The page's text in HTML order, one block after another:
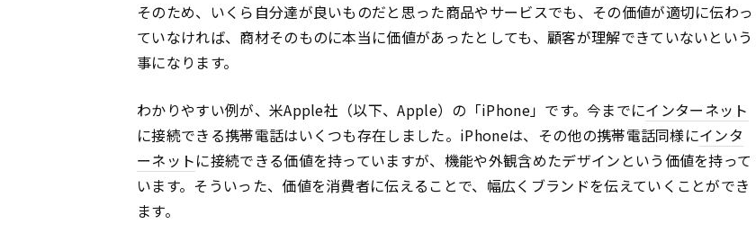
そのため、いくら自分達が良いものだと思った商品やサービスでも、その価値が適切に伝わっ
ていなければ、商材そのものに本当に価値があったとしても、顧客が理解できていないという
事になります。
わかりやすい例が、米Apple社（以下、Apple）の「iPhone」です。今までにインターネット
に接続できる携帯電話はいくつも存在しました。iPhoneは、その他の携帯電話同様にインタ
ーネットに接続できる価値を持っていますが、機能や外観含めたデザインという価値を持って
います。そういった、価値を消費者に伝えることで、幅広くブランドを伝えていくことができ
ます。